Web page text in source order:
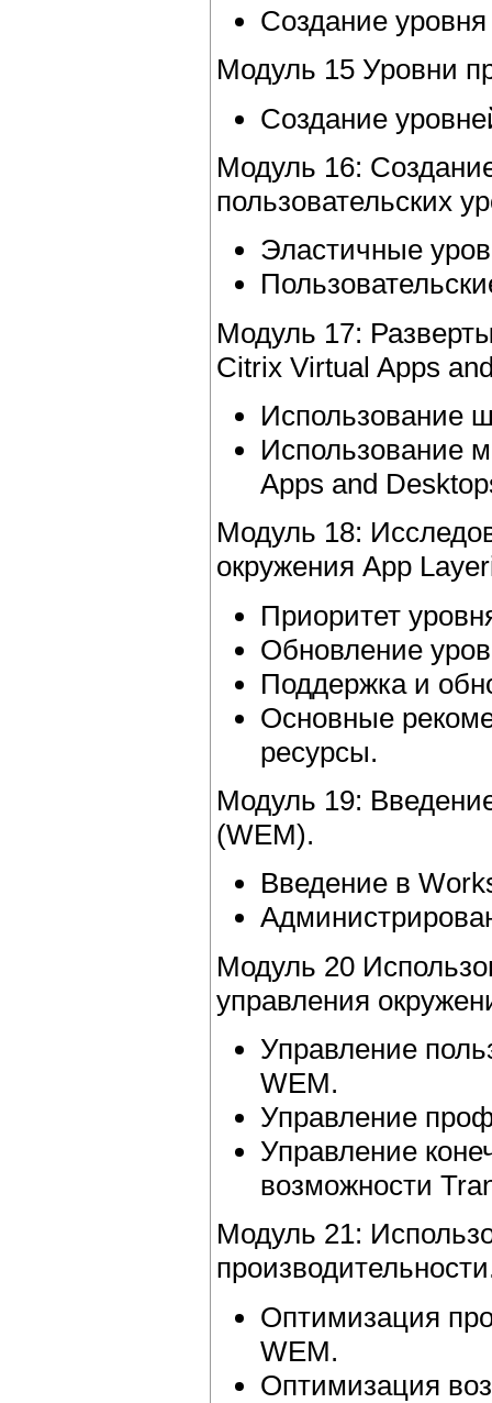
Создание
Модуль 15 Уровни
Создание
Модуль 16:
пользовательских
Эластичные
Модуль 17:
Citrix Virtual Apps
Использование
Использование
Apps and
Модуль 18:
окружения App
Приоритет
Обновление
Поддержка и
Основные
ресурсы.
Модуль 19:
(WEM).
Введение в
Модуль 20
управления
Управление
WEM.
Управление
Управление
возможности
Модуль 21:
Оптимизация
WEM.
Оптимизация